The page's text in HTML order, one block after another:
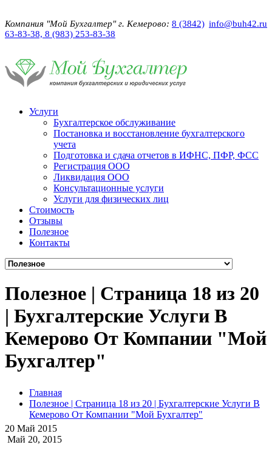
Компания "Мой Бухгалтер" г. Кемерово: 8 (3842)
63-83-38, 8 (983) 253-83-38
info@buh42.ru
Услуги
Бухгалтерское обслуживание
Постановка и восстановление бухгалтерского
учета
Подготовка и сдача отчетов в ИФНС, ПФР, ФСС
Регистрация ООО
Ликвидация ООО
Консультационные услуги
Услуги для физических лиц
Стоимость
Отзывы
Полезное
Контакты
Полезное | Страница 18 из 20
| Бухгалтерские Услуги В
Кемерово От Компании "Мой
Бухгалтер"
Главная
Полезное | Страница 18 из 20 | Бухгалтерские Услуги В
Кемерово От Компании "Мой Бухгалтер"
20 Май 2015
Май 20, 2015